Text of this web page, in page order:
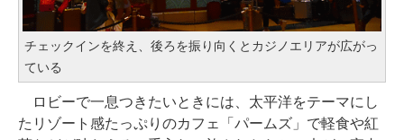
チェックインを終え、後ろを振り向くとカジノエリアが広がっ
ている
ロビーで一息つきたいときには、太平洋をテーマにし
たリゾート感たっぷりのカフェ「パームズ」で軽食や紅